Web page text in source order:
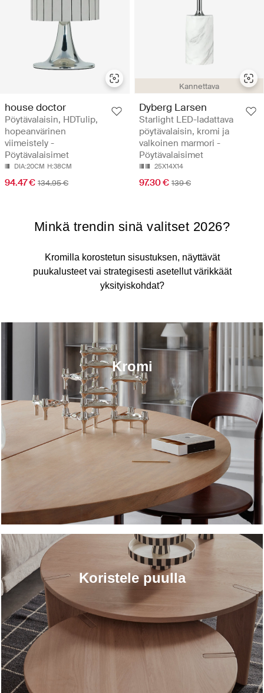
house doctor
Pöytävalaisin, HDTulip,
hopeanvärinen
viimeistely -
Pöytävalaisimet
DIA:20CM H:38CM
94.47 € 134.95 €
Kannettava
Dyberg Larsen
Starlight LED-ladattava
pöytävalaisin, kromi ja
valkoinen marmori -
Pöytävalaisimet
25X14X14
97.30 € 139 €
Kromi
Koristele puulla
Minkä trendin sinä valitset 2026?
Kromilla korostetun sisustuksen, näyttävät
puukalusteet vai strategisesti asetellut värikkäät
yksityiskohdat?